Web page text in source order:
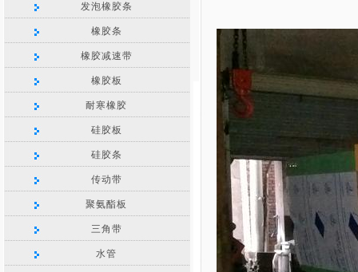
发泡橡胶条
橡胶条
橡胶减速带
橡胶板
耐寒橡胶
硅胶板
硅胶条
传动带
聚氨酯板
三角带
水管